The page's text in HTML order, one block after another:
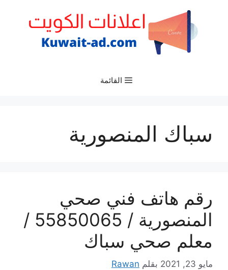
القائمة
سباك المنصورية
رقم هاتف فني صحي
المنصورية / 55850065 /
معلم صحي سباك
مايو 23, 2021 بقلم Rawan